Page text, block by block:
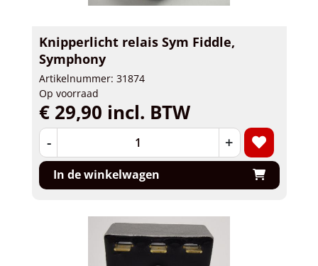
Knipperlicht relais Sym Fiddle,
Symphony
Artikelnummer: 31874
Op voorraad
€ 29,90 incl. BTW
- +
In de winkelwagen